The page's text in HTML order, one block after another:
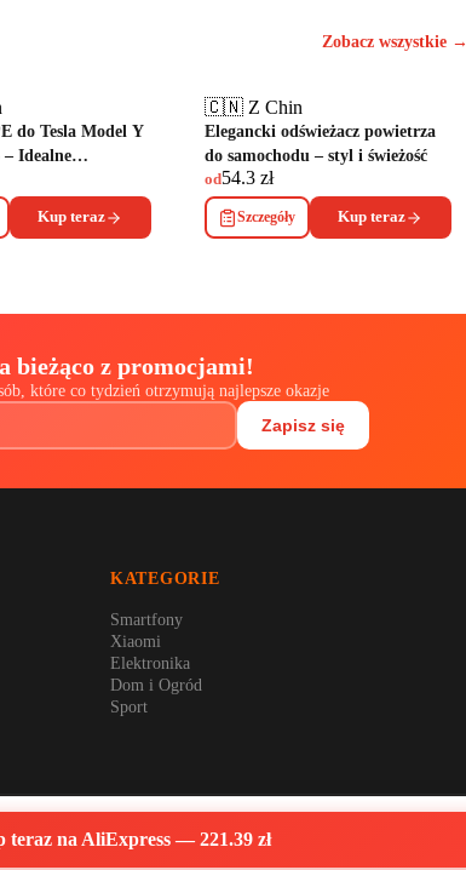
Zobacz wszystkie →
do Tesla Model Y
Idealne
Kup teraz
🇨🇳 Z Chin
Elegancki odświeżacz powietrza
do samochodu – styl i świeżość
od54.3 zł
Szczegóły Kup teraz
teraz na AliExpress — 221.39zł
bieżąco z promocjami!
które co tydzień otrzymują najlepsze okazje
Zapisz się
KATEGORIE
Smartfony
Xiaomi
Elektronika
Dom i Ogród
Sport
Wszystkie kupony aktualizowane na sierpień 2026